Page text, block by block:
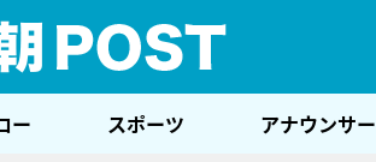
ー スポーツ アナウンサー